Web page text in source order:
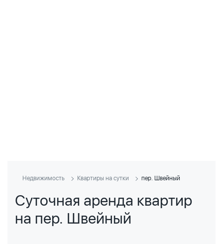
Недвижимость Квартиры на сутки пер. Швейный
Суточная аренда квартир
на пер. Швейный